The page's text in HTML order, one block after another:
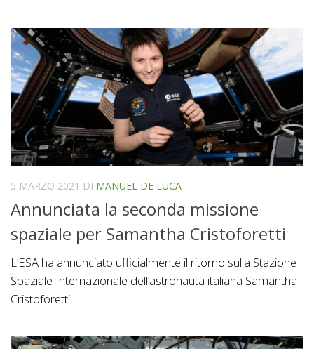
5 MARZO 2021 DI MANUEL DE LUCA
Annunciata la seconda missione
spaziale per Samantha Cristoforetti
L’ESA ha annunciato ufficialmente il ritorno sulla Stazione
Spaziale Internazionale dell’astronauta italiana Samantha
Cristoforetti